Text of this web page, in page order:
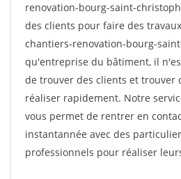
renovation-bourg-saint-
des clients pour faire des
chantiers-renovation-bourg-
qu'entreprise du bâtiment, il
de trouver des clients et trouver
réaliser rapidement. Notre
vous permet de rentrer en
instantannée avec des
professionnels pour réaliser